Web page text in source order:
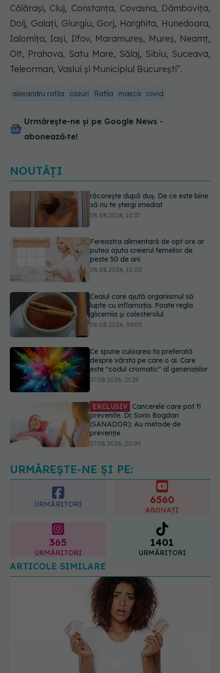
Călărași, Cluj, Constanța, Covasna, Dâmbovița,
Dolj, Galați, Giurgiu, Gorj, Harghita, Hunedoara,
Ialomiţa, Iași, Ilfov, Maramureş, Mureș, Neamț,
Olt, Prahova, Satu Mare, Sălaj, Sibiu, Suceava,
Teleorman, Vaslui și Municipiul București”.
alexandru rafila cazuri Rafila masca covid
Urmărește-ne și pe Google News -
abonează‑te!
NOUTĂȚI
Fereastra alimentară de opt ore ar
putea ajuta creierul femeilor de
Ceaiul care ajută organismul să
lupte cu inflamația. Poate regla
Ce spune culoarea ta preferată
despre vârsta pe care o ai. Care
EXCLUSIV Cancerele care pot fi
prevenite. Dr. Sorin Bogdan
07.08.2026, 20:09
Trucul simplu de vară care te
răcorește după duș. De ce este bine
să nu te ștergi imediat
URMĂREȘTE-NE ȘI PE:
URMĂRITORI 6560
ABONAȚI
365
URMĂRITORI
1401
URMĂRITORI
ARTICOLE SIMILARE